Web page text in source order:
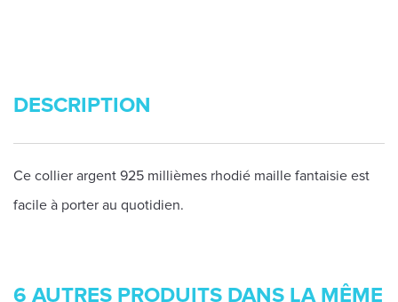
DESCRIPTION
Ce collier argent 925 millièmes rhodié maille fantaisie est
facile à porter au quotidien.
6 AUTRES PRODUITS DANS LA MÊME